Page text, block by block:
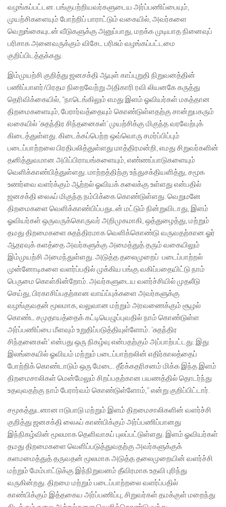
வழங்கப்பட்டன. பங்குபற்றியவர்களுடைய அர்ப்பணிப்பையும்,
முயற்சிகளையும் போற்றிப் பாராட்டும் வகையில், அவர்களை
வெறுங்கையுடன் வீடுகளுக்கு அனுப்பாது, மறக்க முடியாத நினைவுப்
பரிசாக அனைவருக்கும் விசேட பரிசும் வழங்கப்பட்டமை
குறிப்பிடத்தக்கது.
இம்முயற்சி குறித்து ஜனசக்தி ஆயுள் காப்புறுதி நிறுவனத்தின்
பணிப்பாளர்/பிரதம நிறைவேற்று அதிகாரி ரவி லியனகே கருத்து
தெரிவிக்கையில், “நாடெங்கிலும் எமது இளம் ஓவியர்கள் மகத்தான
திறமைகளையும், பேரார்வத்தையும் கொண்டுள்ளதற்கு சான்றுபகரும்
வகையில் ‘சுதந்திர சிந்தனைகள்’ முயற்சிக்கு மிகுந்த வரவேற்புக்
கிடைத்துள்ளது. கிடைக்கப்பெற்ற ஒவ்வொரு சமர்ப்பிப்பும்
படைப்பாற்றலை பிரதிபலித்துள்ளது மாத்திரமன்றி, எமது சிறுவர்களின்
தனித்துவமான அபிப்பிராயங்களையும், எண்ணப்பாடுகளையும்
வெளிக்காண்பித்துள்ளது. மாற்றத்திற்கு உந்துசக்தியளித்து, சமூக
உணர்வை வளர்க்கும் ஆற்றல் ஓவியக் கலைக்கு உள்ளது என்பதில்
ஜனசக்தி லைஃப் மிகுந்த நம்பிக்கை கொண்டுள்ளது. வெறுமனே
திறமைகளை வெளிக்காண்பிப்பதுடன் மட்டும் நின்றுவிடாது, இளம்
ஓவியர்கள் ஒருவருக்கொருவர் அறிமுகமாகி, ஒத்துழைத்து, மற்றும்
தமது திறமைகளை சுதந்திரமாக வெளிக்கொண்டு வருவதற்கான ஓர்
ஆதரவுக் களத்தை அவர்களுக்கு அமைத்துத் தரும் வகையிலும்
இம்முயற்சி அமைந்துள்ளது. அடுத்த தலைமுறைப் படைப்பாற்றல்
முன்னோடிகளை வளர்ப்பதில் முக்கிய பங்கு வகிப்பதையிட்டு நாம்
பெருமை கொள்கின்றோம். அவர்களுடைய வளர்ச்சியில் முதலீடு
செய்து, பிரகாசிப்பதற்கான வாய்ப்புக்களை அவர்களுக்கு
வழங்குவதன் மூலமாக, வலுவான மற்றும் அரவணைக்கும் சூழல்
கொண்ட சமுதாயத்தைக் கட்டியெழுப்புவதில் நாம் கொண்டுள்ள
அர்ப்பணிப்பை மீளவும் உறுதிப்படுத்தியுள்ளோம். ‘சுதந்திர
சிந்தனைகள்’ என்பது ஒரு நிகழ்வு என்பதற்கும் அப்பாற்பட்டது. இது
இலங்கையில் ஓவியம் மற்றும் படைப்பாற்றலின் எதிர்காலத்தைப்
போற்றிக் கொண்டாடும் ஒரு மேடை. தீர்க்கதரிசனம் மிக்க இந்த இளம்
திறமைசாலிகள் மென்மேலும் சிறப்பதற்கான பயணத்தில் தொடர்ந்து
உதவுவதற்கு நாம் பேரார்வம் கொண்டுள்ளோம்,” என்று குறிப்பிட்டார்.
சமூகத்துடனான ஈடுபாடு மற்றும் இளம் திறமைசாலிகளின் வளர்ச்சி
குறித்து ஜனசக்தி லைஃப் காண்பிக்கும் அர்ப்பணிப்பானது
இந்நிகழ்வின் மூலமாக தெளிவாகப் புலப்பட்டுள்ளது. இளம் ஓவியர்கள்
தமது திறமைகளை வெளிப்படுத்துவதற்கு அவர்களுக்குக்
களமமைத்துத் தருவதன் மூலமாக அடுத்த தலைமுறையின் வளர்ச்சி
மற்றும் மேம்பாட்டுக்கு இந்நிறுவனம் தீவிரமாக உதவி புரிந்து
வருகின்றது. திறமை மற்றும் படைப்பாற்றலை வளர்ப்பதில்
காண்பிக்கும் இத்தகைய அர்ப்பணிப்பு, சிறுவர்கள் தமக்குள் மறைந்து